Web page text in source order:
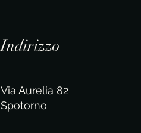
Indirizzo
Via Aurelia 82
Spotorno